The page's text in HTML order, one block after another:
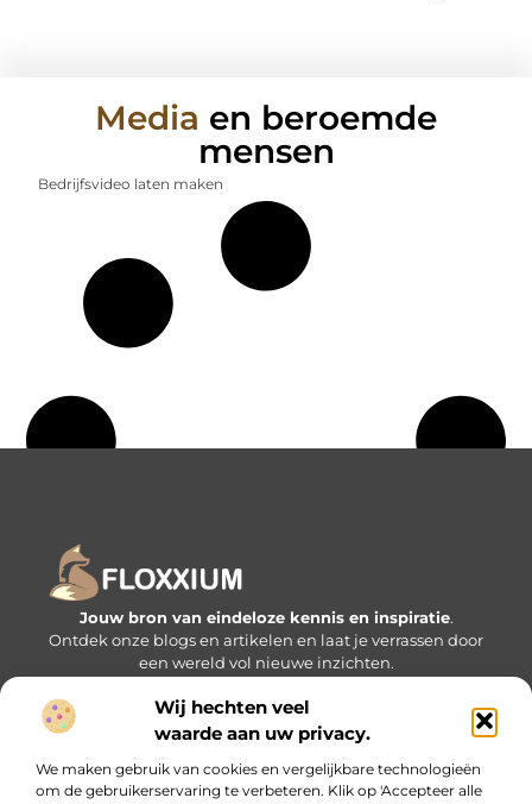
Wij hechten veel
waarde aan uw privacy.
We maken gebruik van cookies en vergelijkbare technologieën
om de gebruikerservaring te verbeteren. Klik op 'Accepteer alle
Media en beroemde
mensen
Bedrijfsvideo laten maken
Jouw bron van eindeloze kennis en inspiratie.
Ontdek onze blogs en artikelen en laat je verrassen door
een wereld vol nieuwe inzichten.
Bericht categorie